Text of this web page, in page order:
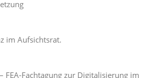
im Aufsichtsrat.
FEA-Fachtagung zur Digitalisierung im